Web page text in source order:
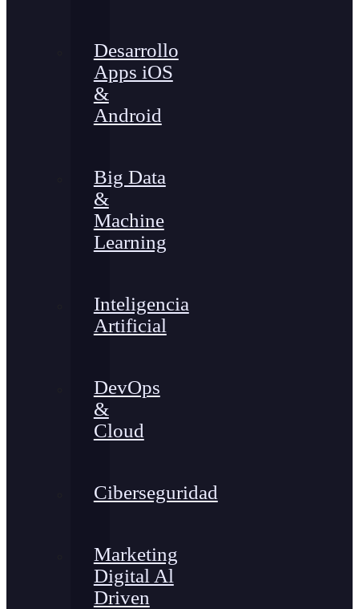
Desarrollo
Apps iOS
&
Android
Big Data
&
Machine
Learning
Inteligencia
Artificial
DevOps
&
Cloud
Ciberseguridad
Marketing
Digital Al
Driven